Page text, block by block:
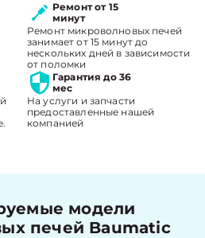
Ремонт от 15
минут
Ремонт микроволновых печей
занимает от 15 минут до
нескольких дней в зависимости
от поломки
Гарантия до 36
мес
На услуги и запчасти
предоставленные нашей
компанией
модели
печей Baumatic